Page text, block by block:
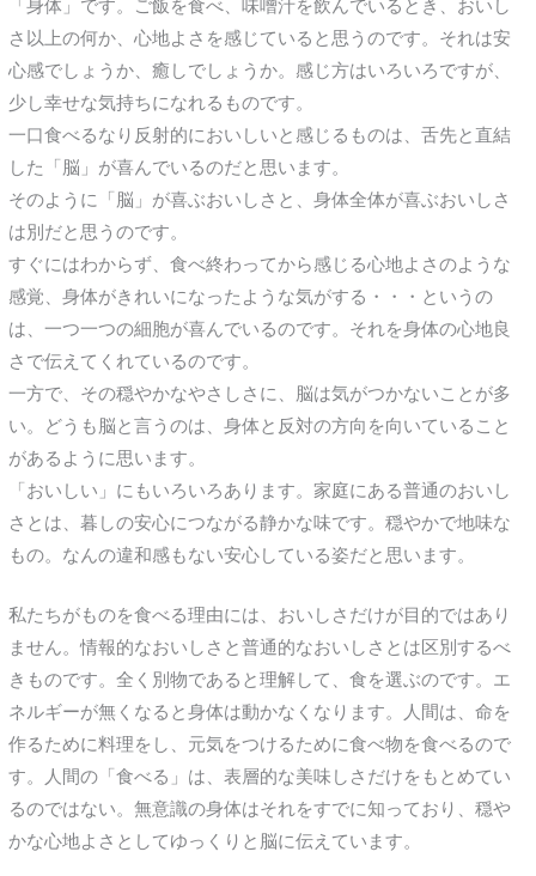
「身体」です。ご飯を食べ、味噌汁を飲んでいるとき、おいし
さ以上の何か、心地よさを感じていると思うのです。それは安
心感でしょうか、癒しでしょうか。感じ方はいろいろですが、
少し幸せな気持ちになれるものです。
一口食べるなり反射的においしいと感じるものは、舌先と直結
した「脳」が喜んでいるのだと思います。
そのように「脳」が喜ぶおいしさと、身体全体が喜ぶおいしさ
は別だと思うのです。
すぐにはわからず、食べ終わってから感じる心地よさのような
感覚、身体がきれいになったような気がする・・・というの
は、一つ一つの細胞が喜んでいるのです。それを身体の心地良
さで伝えてくれているのです。
一方で、その穏やかなやさしさに、脳は気がつかないことが多
い。どうも脳と言うのは、身体と反対の方向を向いていること
があるように思います。
「おいしい」にもいろいろあります。家庭にある普通のおいし
さとは、暮しの安心につながる静かな味です。穏やかで地味な
もの。なんの違和感もない安心している姿だと思います。
私たちがものを食べる理由には、おいしさだけが目的ではあり
ません。情報的なおいしさと普通的なおいしさとは区別するべ
きものです。全く別物であると理解して、食を選ぶのです。エ
ネルギーが無くなると身体は動かなくなります。人間は、命を
作るために料理をし、元気をつけるために食べ物を食べるので
す。人間の「食べる」は、表層的な美味しさだけをもとめてい
るのではない。無意識の身体はそれをすでに知っており、穏や
かな心地よさとしてゆっくりと脳に伝えています。